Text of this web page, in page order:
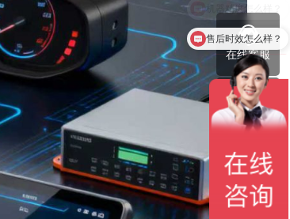
在线客服
服务热线
微信咨询
售后时效怎么样？